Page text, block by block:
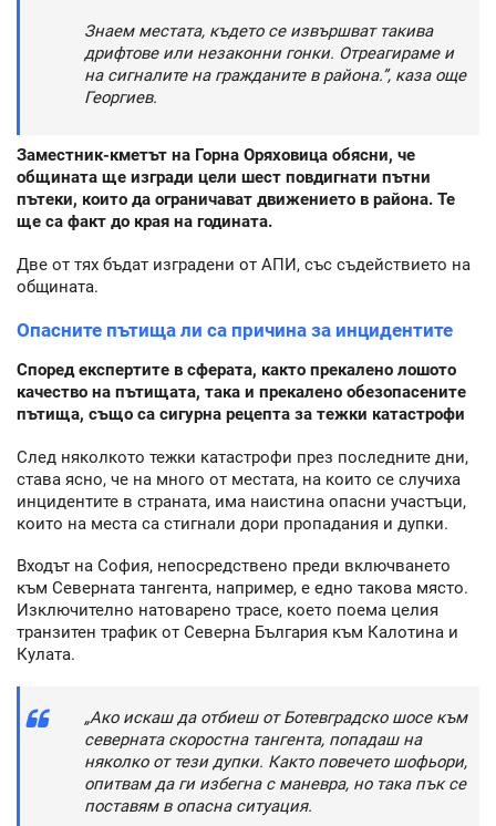
Знаем местата, където се извършват такива
дрифтове или незаконни гонки. Отреагираме и
на сигналите на гражданите в района.”, каза още
Георгиев.
Заместник-кметът на Горна Оряховица обясни, че
общината ще изгради цели шест повдигнати пътни
пътеки, които да ограничават движението в района. Те
ще са факт до края на годината.
Две от тях бъдат изградени от АПИ, със съдействието на
общината.
Опасните пътища ли са причина за инцидентите
Според експертите в сферата, както прекалено лошото
качество на пътищата, така и прекалено обезопасените
пътища, също са сигурна рецепта за тежки катастрофи
След няколкото тежки катастрофи през последните дни,
става ясно, че на много от местата, на които се случиха
инцидентите в страната, има наистина опасни участъци,
които на места са стигнали дори пропадания и дупки.
Входът на София, непосредствено преди включването
към Северната тангента, например, е едно такова място.
Изключително натоварено трасе, което поема целия
транзитен трафик от Северна България към Калотина и
Кулата.
„Ако искаш да отбиеш от Ботевградско шосе към
северната скоростна тангента, попадаш на
няколко от тези дупки. Както повечето шофьори,
опитвам да ги избегна с маневра, но така пък се
поставям в опасна ситуация.